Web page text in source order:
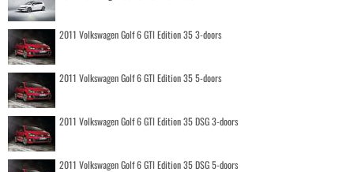
2011 Volkswagen Golf 6 GTI Edition 35 3-doors
2011 Volkswagen Golf 6 GTI Edition 35 5-doors
2011 Volkswagen Golf 6 GTI Edition 35 DSG 3-doors
2011 Volkswagen Golf 6 GTI Edition 35 DSG 5-doors